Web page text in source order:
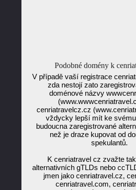
Podobné domény k
V případě vaší registrace
zda nestojí zato
doménové názvy
cenriatravelcz.cz
vždycky lepší mít ke
budoucna zaregistrované
než je draze kupovat od
spekulantů.
K cenriatravel cz zvažte
alternativních gTLDs nebo
jmen jako cenriatravel.cz,
cenriatravel.com,